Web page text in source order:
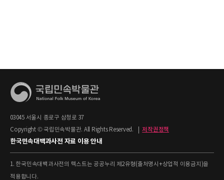
03045 서울시 종로구 삼청로 37
Copyright © 국립민속박물관. All Rights Reserved.
저작권정책
한국민속대백과사전 자료 이용 안내
1. 한국민속대백과사전의 텍스트는 공공누리 제2유형(출처명시+상업적 이용금지)을
적용합니다.